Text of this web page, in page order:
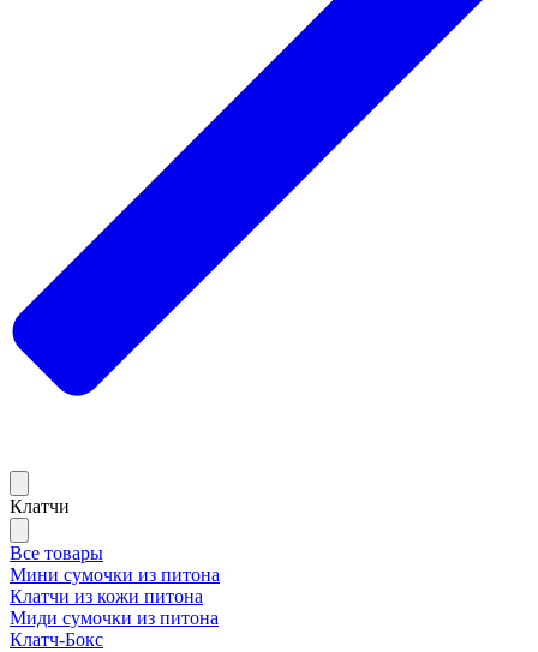
Клатчи
Все товары
Мини сумочки из питона
Клатчи из кожи питона
Миди сумочки из питона
Клатч-Бокс